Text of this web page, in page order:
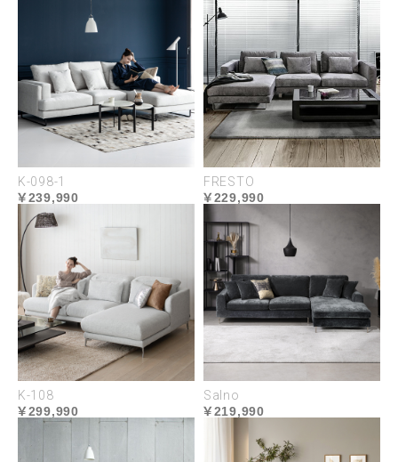
MATERIAL
永く清潔に使えるセラミック
しっとりとした質感と豊かな風合いが印象的なセラ
ミック。熱や傷に強く、高い耐久性があります。汚
れが染み込まず、軽く拭くだけできれいになるので
メンテナンスも簡単です。機能性に優れ、日常生活
K-098-1
239,990
FRESTO
229,990
K-108
299,990
Salno
219,990